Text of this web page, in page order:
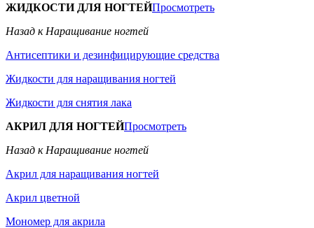
ЖИДКОСТИ ДЛЯ НОГТЕЙПросмотреть
Назад к Наращивание ногтей
Антисептики и дезинфицирующие средства
Жидкости для наращивания ногтей
Жидкости для снятия лака
АКРИЛ ДЛЯ НОГТЕЙПросмотреть
Назад к Наращивание ногтей
Акрил для наращивания ногтей
Акрил цветной
Мономер для акрила